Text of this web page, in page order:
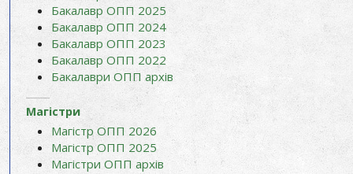
Бакалавр ОПП 2025
Бакалавр ОПП 2024
Бакалавр ОПП 2023
Бакалавр ОПП 2022
Бакалаври ОПП архів
Магістри
Магістр ОПП 2026
Магістр ОПП 2025
Магістри ОПП архів